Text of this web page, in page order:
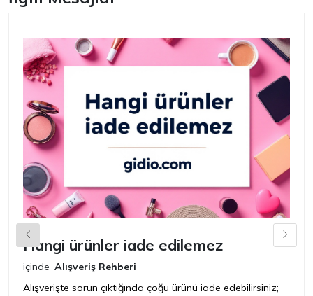
Hangi ürünler iade edilemez
içinde Alışveriş Rehberi
Alışverişte sorun çıktığında çoğu ürünü iade edebilirsiniz;